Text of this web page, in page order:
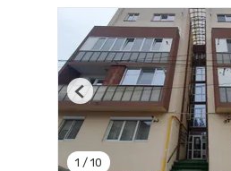
1 / 10
Previous